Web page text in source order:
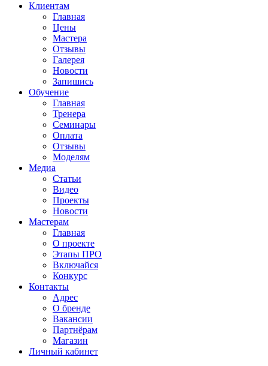
Клиентам
Главная
Цены
Мастера
Отзывы
Галерея
Новости
Запишись
Обучение
Главная
Тренера
Семинары
Оплата
Отзывы
Моделям
Медиа
Статьи
Видео
Проекты
Новости
Мастерам
Главная
О проекте
Этапы ПРО
Включайся
Конкурс
Контакты
Адрес
О бренде
Вакансии
Партнёрам
Магазин
Личный кабинет